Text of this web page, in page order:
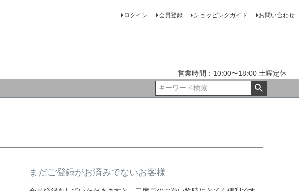
ログイン 会員登録 ショッピングガイド お問い合わせ
営業時間：10:00〜18:00 土曜定休
まだご登録がお済みでないお客様